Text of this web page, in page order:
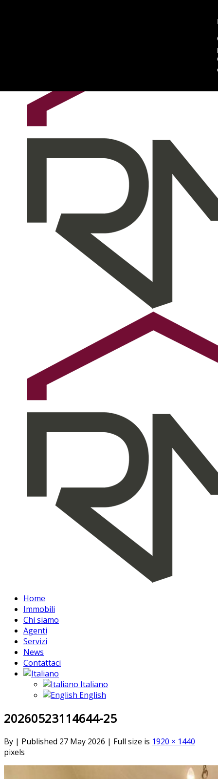
Home
Immobili
Chi siamo
Agenti
Servizi
News
Contattaci
Italiano
English
20260523114644-25
By | Published 27 May 2026 | Full size is 1920 × 1440
pixels